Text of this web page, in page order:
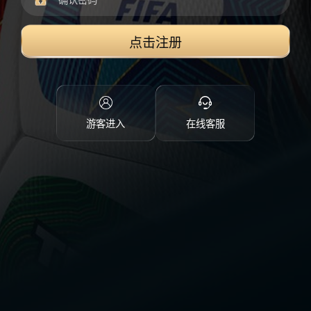
点击注册
游客进入 在线客服